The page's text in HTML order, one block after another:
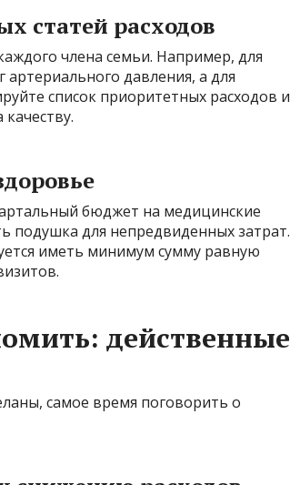
статей расходов
члена семьи. Например, для
давления, а для
список приоритетных расходов и
бюджет на медицинские
подушка для непредвиденных затрат.
иметь минимум сумму равную
действенные
самое время поговорить о